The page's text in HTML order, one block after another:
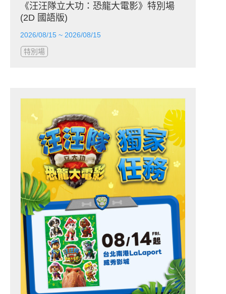
《汪汪隊立大功：恐龍大電影》特別場
(2D 國語版)
2026/08/15 ~ 2026/08/15
特別場